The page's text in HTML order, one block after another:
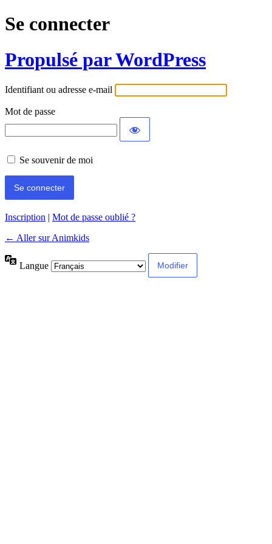
Se connecter
Propulsé par WordPress
Identifiant ou adresse e-mail
Mot de passe
Se souvenir de moi
Inscription | Mot de passe oublié ?
← Aller sur Animkids
Langue